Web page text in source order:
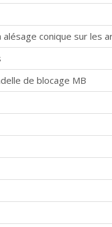
conique sur les
de blocage MB